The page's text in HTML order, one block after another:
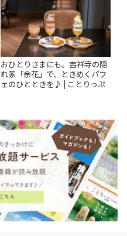
おひとりさまにも。吉祥寺の隠
れ家「余花」で、ときめくパフ
ェのひとときを♪ | ことりっぷ